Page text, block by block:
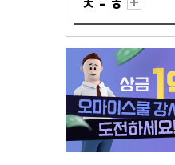
ㅊ - ㅎ